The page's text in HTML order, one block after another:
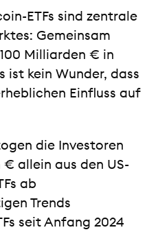
ETFs sind zentrale
Gemeinsam
Milliarden € in
ist kein Wunder, dass
Einfluss auf
die Investoren
allein aus den US-
ab
Trends
seit Anfang 2024